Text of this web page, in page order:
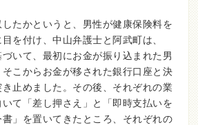
たかというと、男性が健康保険料を
を付け、中山弁護士と阿武町は、
づいて、最初にお金が振り込まれた男
こからお金が移された銀行口座と決
止めました。その後、それぞれの業
て「差し押さえ」と「即時支払いを
」を置いてきたところ、それぞれの